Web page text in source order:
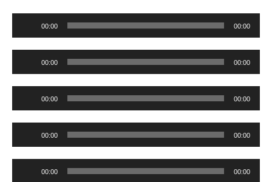
00:00 00:00
00:00 00:00
00:00 00:00
00:00 00:00
00:00 00:00